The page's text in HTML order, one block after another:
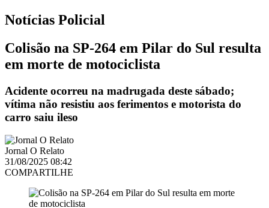
Notícias Policial
Colisão na SP-264 em Pilar do Sul resulta
em morte de motociclista
Acidente ocorreu na madrugada deste sábado;
vítima não resistiu aos ferimentos e motorista do
carro saiu ileso
Jornal O Relato
31/08/2025 08:42
COMPARTILHE